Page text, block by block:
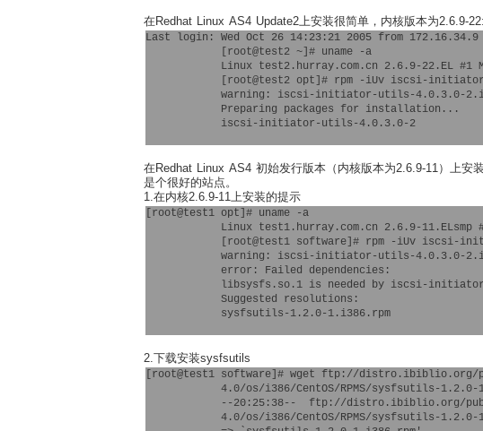
在Redhat Linux AS4 Update2上安装很简单，内核版本为2.6.9-22:
Last login: Wed Oct 26 14:23:21 2005 from 172.16.34.9
            [root@test2 ~]# uname -a
Linux test2.hurray.com.cn 2.6.9-22.EL #1
[root@test2 opt]# rpm -iUv iscsi-
warning: iscsi-initiator-utils-4.0.3.0-
            Preparing packages for installation...
            iscsi-initiator-utils-4.0.3.0-2
在Redhat Linux AS4 初始发行版本（内核版本为2.6.9-11）上安
是个很好的站点。
1.在内核2.6.9-11上安装的提示
[root@test1 opt]# uname -a
Linux test1.hurray.com.cn 2.6.9-11.ELsmp
[root@test1 software]# rpm -iUv iscsi-
warning: iscsi-initiator-utils-4.0.3.0-
            error: Failed dependencies:
libsysfs.so.1 is needed by iscsi-
            Suggested resolutions:
            sysfsutils-1.2.0-1.i386.rpm
2.下载安装sysfsutils
[root@test1 software]# wget ftp://
4.0/os/i386/CentOS/RPMS/sysfsutils-1.2.0-
--20:25:38--  ftp://distro.ibiblio.org/
4.0/os/i386/CentOS/RPMS/sysfsutils-1.2.0-